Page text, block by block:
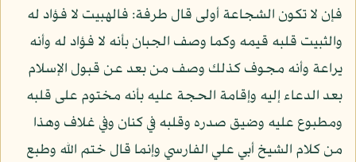
فإن لا تكون الشجاعة أولى قال طرفة: فالهبيت لا فؤاد له
والثبيت قلبه قيمه وكما وصف الجبان بأنه لا فؤاد له وأنه
يراعة وأنه مجوف كذلك وصف من بعد عن قبول الإسلام
بعد الدعاء إليه وإقامة الحجة عليه بأنه مختوم على قلبه
ومطبوع عليه وضيق صدره وقلبه في كنان وفي غلاف وهذا
من كلام الشيخ أبي علي الفارسي وإنما قال ختم الله وطبع